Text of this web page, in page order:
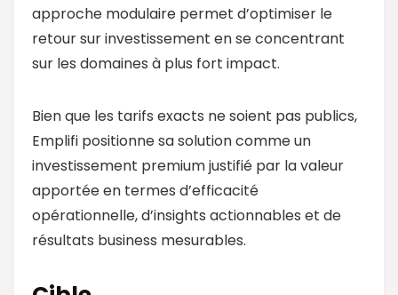
approche modulaire permet d’optimiser le
retour sur investissement en se concentrant
sur les domaines à plus fort impact.
Bien que les tarifs exacts ne soient pas publics,
Emplifi positionne sa solution comme un
investissement premium justifié par la valeur
apportée en termes d’efficacité
opérationnelle, d’insights actionnables et de
résultats business mesurables.